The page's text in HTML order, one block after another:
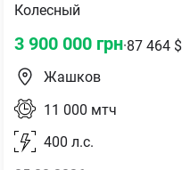
Колесный
3 900 000 грн·87 464 $
Жашков
11 000 мтч
400 л.с.